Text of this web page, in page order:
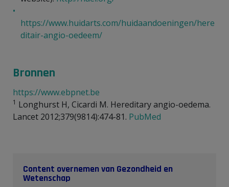
https://www.huidarts.com/huidaandoeningen/here
ditair-angio-oedeem/
Bronnen
https://www.ebpnet.be
1 Longhurst H, Cicardi M. Hereditary angio-oedema.
Lancet 2012;379(9814):474-81. PubMed
Content overnemen van Gezondheid en
Wetenschap